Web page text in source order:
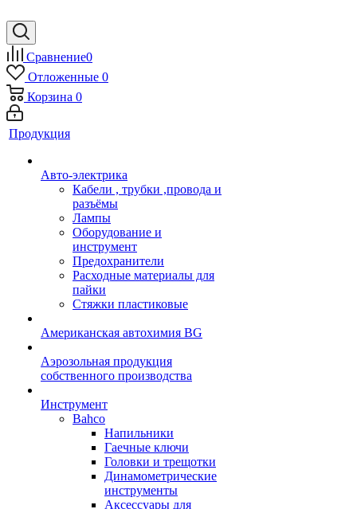
Сравнение0
Отложенные 0
Корзина 0
Продукция
Авто-электрика
Кабели , трубки ,провода и
разъёмы
Лампы
Оборудование и
инструмент
Предохранители
Расходные материалы для
пайки
Стяжки пластиковые
Американская автохимия BG
Аэрозольная продукция
собственного производства
Инструмент
Bahco
Напильники
Гаечные ключи
Головки и трещотки
Динамометрические
инструменты
Аксессуары для